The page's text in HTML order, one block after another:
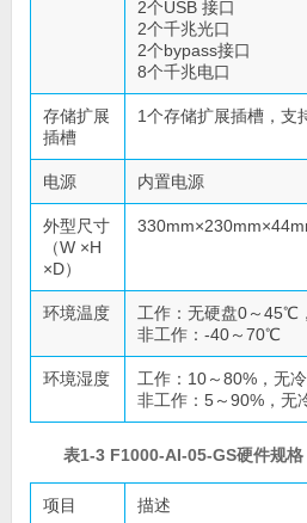
2个USB 接口
2个千兆光口
2个bypass接口
8个千兆电口
存储扩展
插槽
1个存储扩展插槽，支
电源 内置电源
外型尺寸
（W ×H
×D）
环境温度
工作：无硬盘0～45℃
非工作：-40～70℃
环境湿度
工作：10～80%，无
非工作：5～90%，无
表1-3 F1000-AI-05-GS硬件规格
项目 描述